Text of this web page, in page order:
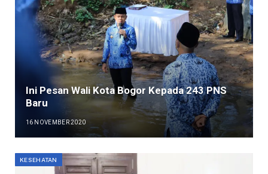
Ini Pesan Wali Kota Bogor Kepada 243 PNS
Baru
16 NOVEMBER 2020
KESEHATAN